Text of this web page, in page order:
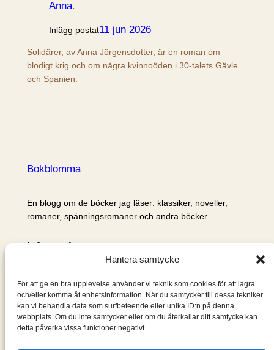
Hantera samtycke
För att ge en bra upplevelse använder vi teknik som cookies för att lagra
och/eller komma åt enhetsinformation. När du samtycker till dessa tekniker
kan vi behandla data som surfbeteende eller unika ID:n på denna
webbplats. Om du inte samtycker eller om du återkallar ditt samtycke kan
detta påverka vissa funktioner negativt.
Anna.
Inlägg postat11 jun 2026
Solidärer, av Anna Jörgensdotter, är en roman om
blodigt krig och om några kvinnoöden i 30-talets Gävle
och Spanien.
Bokblomma
En blogg om de böcker jag läser: klassiker, noveller,
romaner, spänningsromaner och andra böcker.
Information
Om mig & om bloggen
S
ö
k